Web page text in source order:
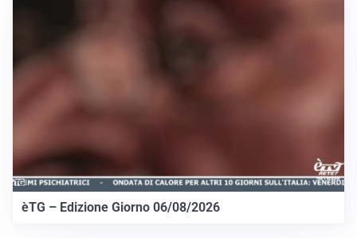
èTG – Edizione Giorno 06/08/2026